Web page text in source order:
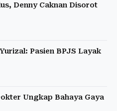
Denny Caknan Disorot
Pasien BPJS Layak
Ungkap Bahaya Gaya